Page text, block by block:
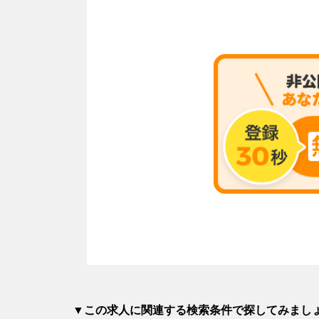
▼この求人に関連する検索条件で探してみまし